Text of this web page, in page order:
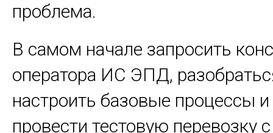
проблема.
В самом начале запросить
оператора ИС ЭПД,
настроить базовые процессы
провести тестовую перевозку